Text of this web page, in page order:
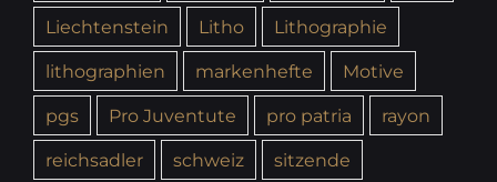
Liechtenstein
Litho
Lithographie
lithographien
markenhefte
Motive
pgs
Pro Juventute pro patria
rayon
reichsadler
schweiz
sitzende